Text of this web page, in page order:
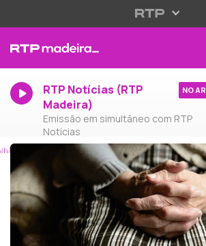
RTP Notícias (RTP
Madeira)
Emissão em simultâneo com RTP
Notícias
NO AR